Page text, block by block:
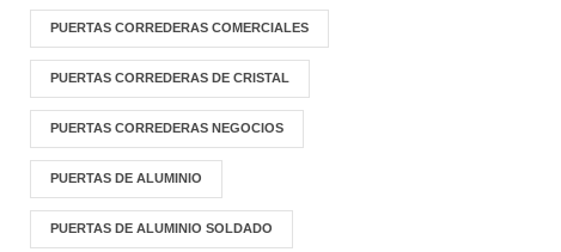
PUERTAS CORREDERAS COMERCIALES
PUERTAS CORREDERAS DE CRISTAL
PUERTAS CORREDERAS NEGOCIOS
PUERTAS DE ALUMINIO
PUERTAS DE ALUMINIO SOLDADO